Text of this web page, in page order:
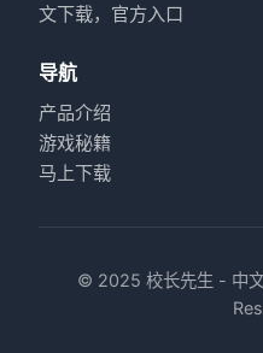
文下载，官方入口
导航
产品介绍
游戏秘籍
马上下载
© 2025 校长先生 - 中